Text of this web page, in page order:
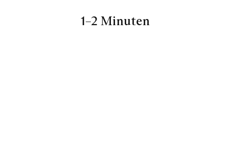
1–2 Minuten